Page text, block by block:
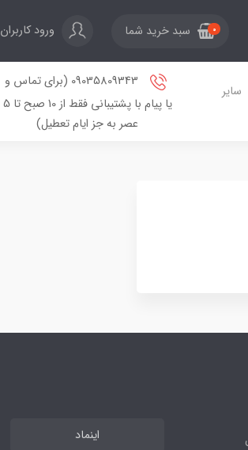
0 سبد خرید شما ورود کاربران
سایر
09035809343 (برای تماس و
یا پیام با پشتیبانی فقط از 10 صبح تا 5
عصر به جز ایام تعطیل)
اینماد